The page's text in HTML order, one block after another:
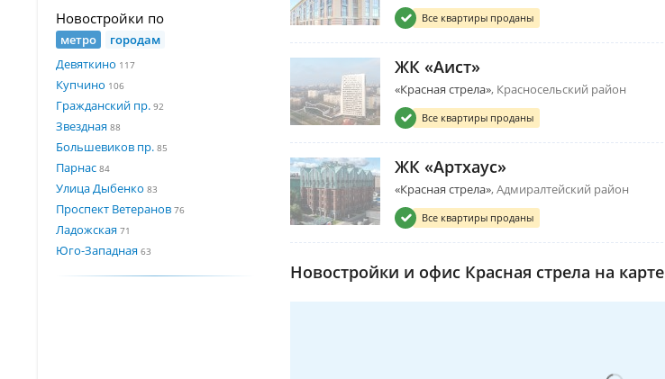
Новостройки по
метро
городам
Девяткино 117
Купчино 106
Гражданский пр. 92
Звездная 88
Большевиков пр. 85
Парнас 84
Улица Дыбенко 83
Проспект Ветеранов 76
Ладожская 71
Юго-Западная 63
Все квартиры проданы
ЖК «Аист»
«Красная стрела» Красносельский район
Все квартиры проданы
ЖК «Артхаус»
«Красная стрела» Адмиралтейский район
Все квартиры проданы
Новостройки и офис Красная стрела на карте